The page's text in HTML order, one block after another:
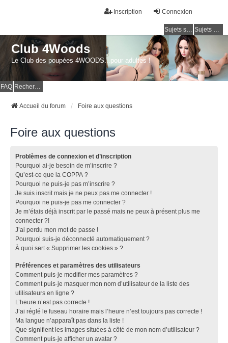
Connexion
Inscription
Sujets sans réponse Sujets actifs
Club 4Woods
Le Club des poupées 4WOODS...pour adultes !
FAQ
Accueil du forum Foire aux questions
Foire aux questions
Problèmes de connexion et d’inscription
Pourquoi ai-je besoin de m’inscrire ?
Qu’est-ce que la COPPA ?
Pourquoi ne puis-je pas m’inscrire ?
Je suis inscrit mais je ne peux pas me connecter !
Pourquoi ne puis-je pas me connecter ?
Je m’étais déjà inscrit par le passé mais ne peux à présent plus me
connecter ?!
J’ai perdu mon mot de passe !
Pourquoi suis-je déconnecté automatiquement ?
À quoi sert « Supprimer les cookies » ?
Préférences et paramètres des utilisateurs
Comment puis-je modifier mes paramètres ?
Comment puis-je masquer mon nom d’utilisateur de la liste des
utilisateurs en ligne ?
L’heure n’est pas correcte !
J’ai réglé le fuseau horaire mais l’heure n’est toujours pas correcte !
Ma langue n’apparaît pas dans la liste !
Que signifient les images situées à côté de mon nom d’utilisateur ?
Comment puis-je afficher un avatar ?